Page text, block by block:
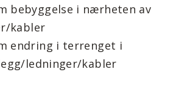
bebyggelse i nærheten av
kabler
endring i terrenget i
ledninger/kabler